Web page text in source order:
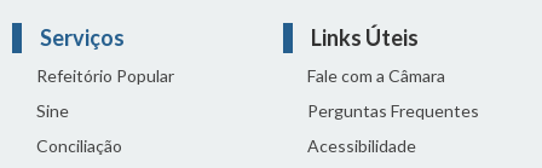
Serviços
Refeitório Popular
Sine
Conciliação
Links Úteis
Fale com a Câmara
Perguntas Frequentes
Acessibilidade